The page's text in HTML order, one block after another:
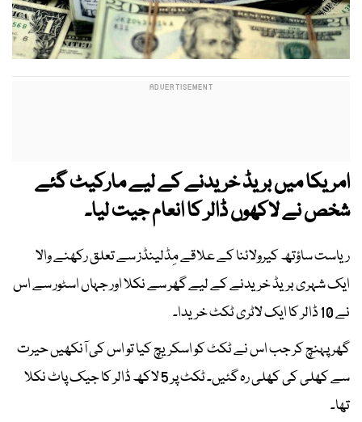
امریکا میں بریڈ خریدنے کے لیے مارکیٹ گئے
شخص نے لاکھوں ڈالر کا انعام جیت لیا۔
ریاست ساؤتھ کیرولائنا کے علاقے مِڈلینڈز سے تعلق رکھنے والا
ایک شہری بریڈ خریدنے کے لیے گھر سے نکلا اور جہاں اسٹور سے اس
نے 10 ڈالر کا ایک لاٹری ٹکٹ خریدا۔
گھر پہنچ کر جب اس نے ٹکٹ کو اسکریچ کیا تو اس کی آنکھیں حیرت
سے کھلی کی کھلی رہ گئیں۔ ٹکٹ پر 5 لاکھ ڈالر کا جیک پاٹ نکلا
تھا۔